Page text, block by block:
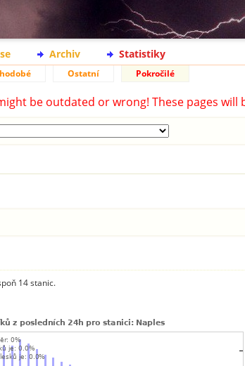
Archiv Statistiky
Ostatní Pokročilé
be outdated or wrong! These pages
14 stanic.